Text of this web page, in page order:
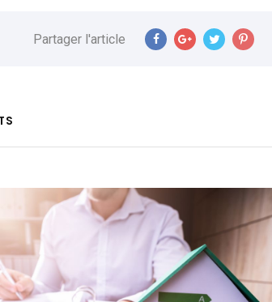
Partager l'article